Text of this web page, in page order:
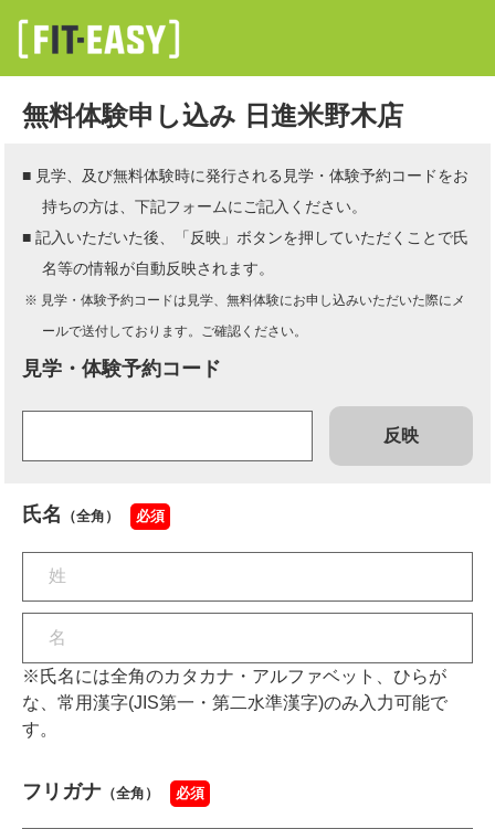
無料体験申し込み 日進米野木店
■ 見学、及び無料体験時に発行される見学・体験予約コードをお
持ちの方は、下記フォームにご記入ください。
■ 記入いただいた後、「反映」ボタンを押していただくことで氏
名等の情報が自動反映されます。
※ 見学・体験予約コードは見学、無料体験にお申し込みいただいた際にメ
ールで送付しております。ご確認ください。
見学・体験予約コード
反映
氏名 （全角） 必須
※氏名には全角のカタカナ・アルファベット、ひらが
な、常用漢字(JIS第一・第二水準漢字)のみ入力可能で
す。
フリガナ （全角） 必須